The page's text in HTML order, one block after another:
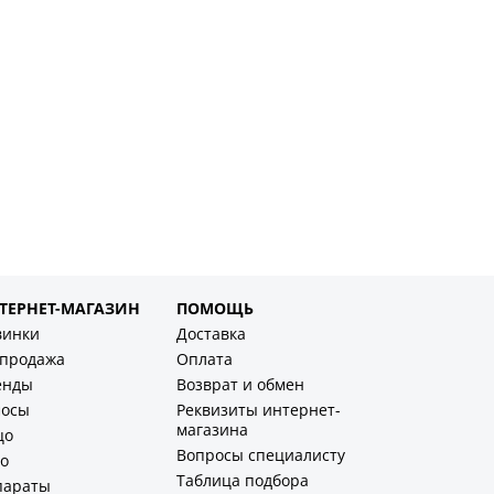
МАГАЗИН
ПОМОЩЬ
Доставка
Оплата
Возврат и обмен
Реквизиты интернет-
магазина
Вопросы специалисту
Таблица подбора